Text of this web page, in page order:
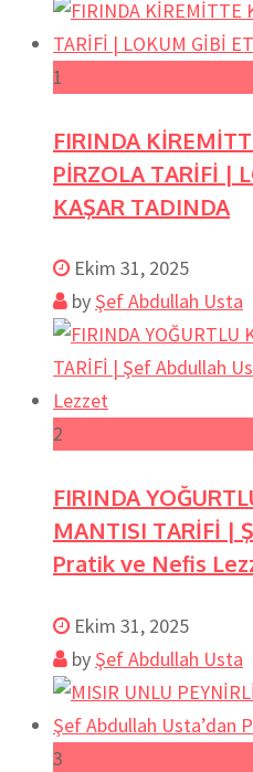
1
FIRINDA
PİRZOLA TARİFİ |
KAŞAR TADINDA
Ekim 31, 2025
by Şef Abdullah Usta
2
FIRINDA
MANTISI TARİFİ |
Pratik ve Nefis
Ekim 31, 2025
by Şef Abdullah Usta
3